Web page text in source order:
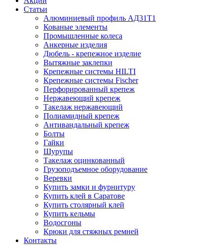
Статьи
Алюминиевый профиль АД31Т1
Кованые элементы
Промышленные колеса
Анкерные изделия
Дюбель - крепежное изделие
Вытяжные заклепки
Крепежные системы HILTI
Крепежные системы Fischer
Перфорированный крепеж
Нержавеющий крепеж
Такелаж нержавеющий
Полиамидный крепеж
Антивандальный крепеж
Болты
Гайки
Шурупы
Такелаж оцинкованный
Грузоподъемное оборудование
Веревки
Купить замки и фурнитуру
Купить клей в Саратове
Купить столярный клей
Купить кельмы
Водосгоны
Крюки для стяжных ремней
Контакты